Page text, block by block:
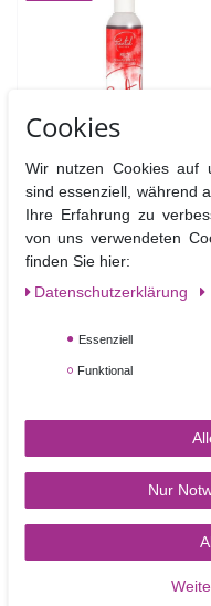
Fractal Airbrushfarbe
Rot - FlowAir Liquid Food
Coloring Red
Artikel anzeigen
Cookies
Wir nutzen Cookies auf
sind essenziell, während
Ihre Erfahrung zu
von uns verwendeten
finden Sie hier:
Daten­schutz­erklärung
Essenziell
Funktional
Nur